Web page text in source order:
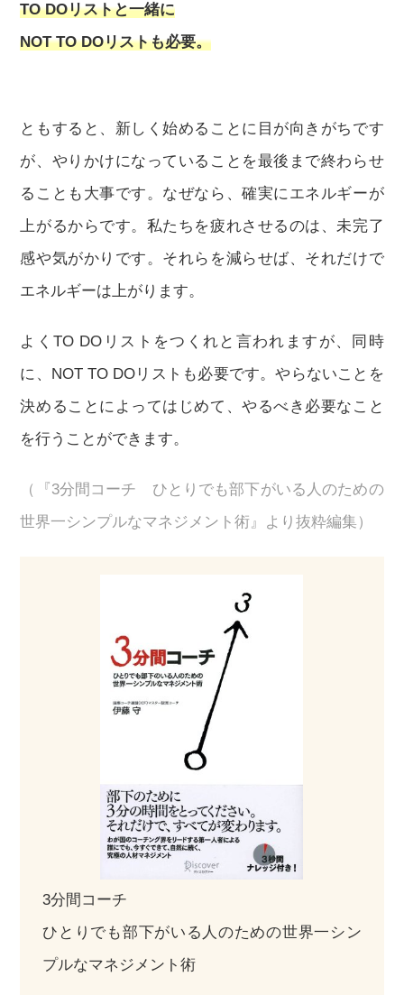
TO DOリストと一緒に
NOT TO DOリストも必要。
ともすると、新しく始めることに目が向きがちです
が、やりかけになっていることを最後まで終わらせ
ることも大事です。なぜなら、確実にエネルギーが
上がるからです。私たちを疲れさせるのは、未完了
感や気がかりです。それらを減らせば、それだけで
エネルギーは上がります。
よくTO DOリストをつくれと言われますが、同時
に、NOT TO DOリストも必要です。やらないことを
決めることによってはじめて、やるべき必要なこと
を行うことができます。
（『3分間コーチ ひとりでも部下がいる人のための
世界一シンプルなマネジメント術』より抜粋編集）
3分間コーチ
ひとりでも部下がいる人のための世界一シン
プルなマネジメント術